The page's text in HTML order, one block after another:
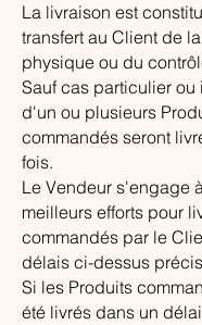
La livraison est
transfert au Client de
physique ou du
Sauf cas particulier
d'un ou plusieurs
commandés seront
fois.
Le Vendeur s'engage
meilleurs efforts pour
commandés par le
délais ci-dessus
Si les Produits
été livrés dans un